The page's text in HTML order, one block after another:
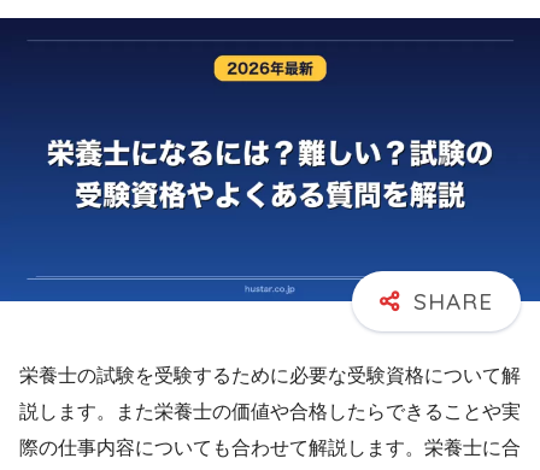
栄養士の試験を受験するために必要な受験資格について解
説します。また栄養士の価値や合格したらできることや実
際の仕事内容についても合わせて解説します。栄養士に合